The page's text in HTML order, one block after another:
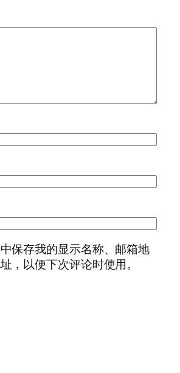
保存我的显示名称、邮箱地
，以便下次评论时使用。